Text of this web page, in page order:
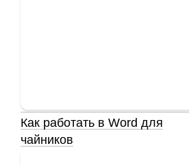
Как работать в Word для
чайников